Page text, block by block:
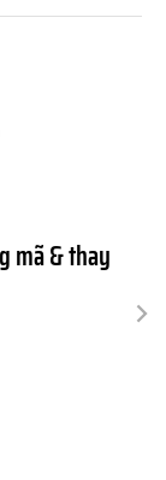
mã & thay